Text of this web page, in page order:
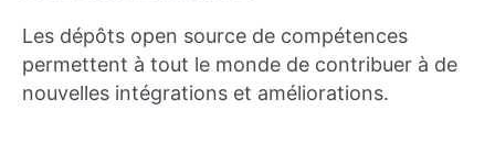
Les dépôts open source de compétences
permettent à tout le monde de contribuer à de
nouvelles intégrations et améliorations.